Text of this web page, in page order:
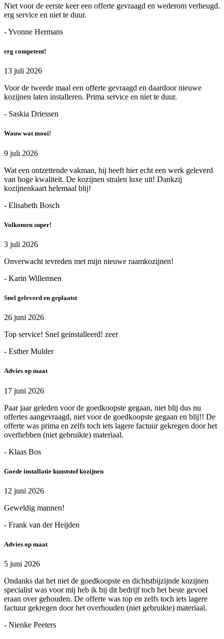
Niet voor de eerste keer een offerte gevraagd en wederom verheugd.
erg service en niet te duur.
- Yvonne Hermans
erg competent!
13 juli 2026
Voor de tweede maal een offerte gevraagd en daardoor nieuwe
kozijnen laten installeren. Prima service en niet te duur.
- Saskia Driessen
Wauw wat mooi!
9 juli 2026
Wat een ontzettende vakman, hij heeft hier echt een werk geleverd
van hoge kwaliteit. De kozijnen stralen luxe uit! Dankzij
kozijnenkaart helemaal blij!
- Elisabeth Bosch
Volkomen super!
3 juli 2026
Onverwacht tevreden met mijn nieuwe raamkozijnen!
- Karin Willemsen
Snel geleverd en geplaatst
26 juni 2026
Top service! Snel geinstalleerd! zeer
- Esther Mulder
Advies op maat
17 juni 2026
Paar jaar geleden voor de goedkoopste gegaan, niet blij dus nu
offertes aangevraagd, niet voor de goedkoopste gegaan en blij!! De
offerte was prima en zelfs toch iets lagere factuur gekregen door het
overhebben (niet gebruikte) materiaal.
- Klaas Bos
Goede installatie kunststof kozijnen
12 juni 2026
Geweldig mannen!
- Frank van der Heijden
Advies op maat
5 juni 2026
Ondanks dat het niet de goedkoopste en dichtstbijzijnde kozijnen
specialist was voor mij heb ik bij dit bedrijf toch het beste gevoel
eraan over gehouden. De offerte was top en zelfs toch iets lagere
factuur gekregen door het overhouden (niet gebruikte) materiaal.
- Nienke Peeters